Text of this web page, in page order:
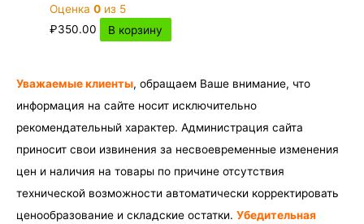
Оценка0 из 5
₽350.00 В корзину
Уважаемые клиенты, обращаем Ваше внимание, что
информация на сайте носит исключительно
рекомендательный характер. Администрация сайта
приносит свои извинения за несвоевременные изменения
цен и наличия на товары по причине отсутствия
технической возможности автоматически корректировать
ценообразование и складские остатки. Убедительная